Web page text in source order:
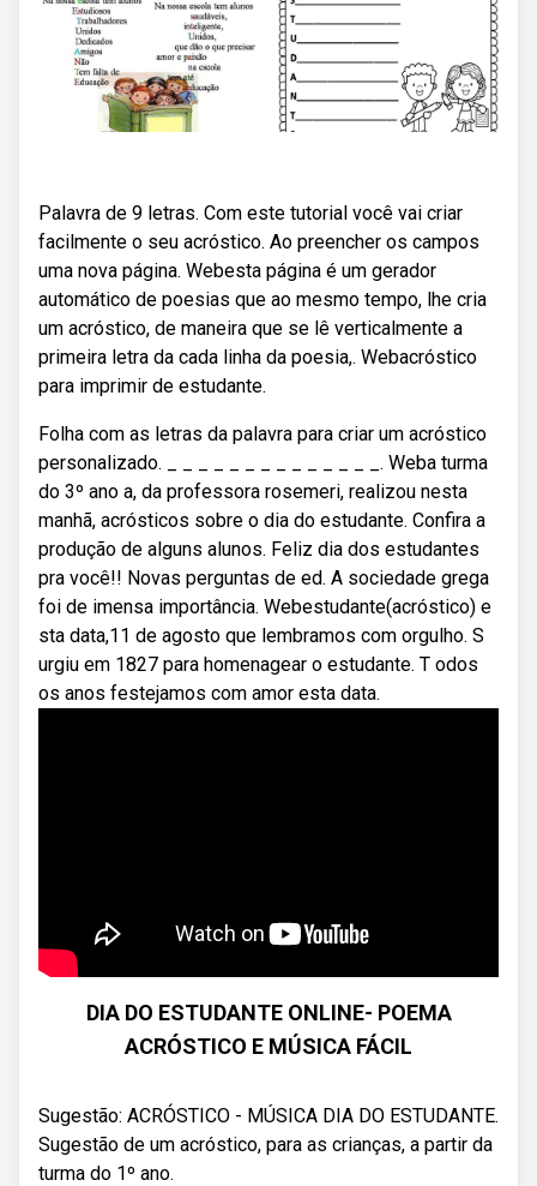
Palavra de 9 letras. Com este tutorial você vai criar
facilmente o seu acróstico. Ao preencher os campos
uma nova página. Webesta página é um gerador
automático de poesias que ao mesmo tempo, lhe cria
um acróstico, de maneira que se lê verticalmente a
primeira letra da cada linha da poesia,. Webacróstico
para imprimir de estudante.
Folha com as letras da palavra para criar um acróstico
personalizado. _ _ _ _ _ _ _ _ _ _ _ _ _ _. Weba turma
do 3º ano a, da professora rosemeri, realizou nesta
manhã, acrósticos sobre o dia do estudante. Confira a
produção de alguns alunos. Feliz dia dos estudantes
pra você!! Novas perguntas de ed. A sociedade grega
foi de imensa importância. Webestudante(acróstico) e
sta data,11 de agosto que lembramos com orgulho. S
urgiu em 1827 para homenagear o estudante. T odos
os anos festejamos com amor esta data.
DIA DO ESTUDANTE ONLINE- POEMA
ACRÓSTICO E MÚSICA FÁCIL
Sugestão: ACRÓSTICO - MÚSICA DIA DO ESTUDANTE.
Sugestão de um acróstico, para as crianças, a partir da
turma do 1º ano.